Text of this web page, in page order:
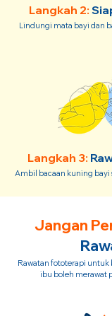
Langkah 2:
Lindungi mata bayi dan
Langkah 3:
Ambil bacaan kuning bayi
Jangan
Rawatan fototerapi untuk
ibu boleh merawat